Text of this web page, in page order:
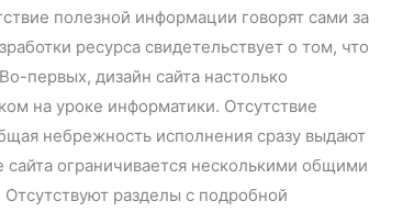
полезной информации говорят сами за
ресурса свидетельствует о том, что
первых, дизайн сайта настолько
на уроке информатики. Отсутствие
небрежность исполнения сразу выдают
ограничивается несколькими общими
разделы с подробной